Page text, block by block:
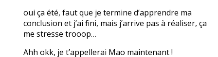
oui ça été, faut que je termine d’apprendre ma
conclusion et j’ai fini, mais j’arrive pas à réaliser, ça
me stresse trooop…
Ahh okk, je t’appellerai Mao maintenant !